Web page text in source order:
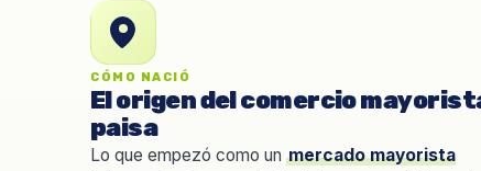
CÓMO NACIÓ
El origen del comercio
paisa
Lo que empezó como un mercado mayorista